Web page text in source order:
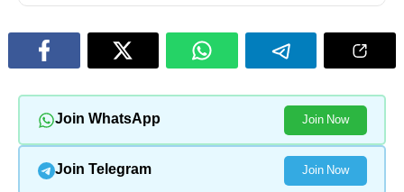
Join WhatsApp Join Now
Join Telegram Join Now